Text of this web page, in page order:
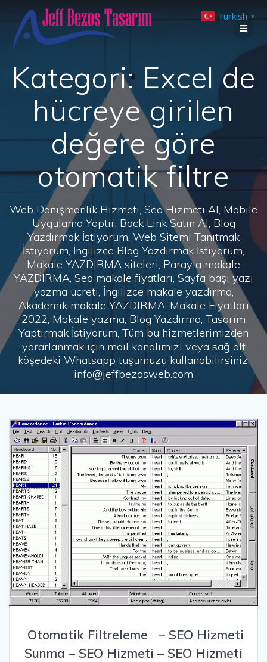
to
Kategori: Excel de
hücreye girilen
değere göre
otomatik filtre
Web Danışmanlık Hizmeti, Seo Hizmeti Al, Mobile
Uygulama Yaptır, Back Link Satın Al, Blog
Yazdırmak İstiyorum, Web Sitemi Tanıtmak
İstiyorum, İngilizce Blog Yazdırmak İstiyorum,
Makale YAZDIRMA siteleri, Parayla makale
YAZDIRMA, Seo makale fiyatları, Sayfa başı yazı
yazma ücreti, İngilizce makale yazdırma,
Akademik makale YAZDIRMA, Makale Fiyatları
2022, Makale yazma, Blog Yazdırma, Tasarım
Yaptırmak İstiyorum, Tüm bu hizmetlerimizden
yararlanmak için mail kanalımızı veya sağ alt
köşedeki Whatsapp tuşumuzu kullanabilirsiniz.
info@jeffbezosweb.com
Otomatik Filtreleme – SEO Hizmeti
Sunma – SEO Hizmeti – SEO Hizmeti
Turkish ▼